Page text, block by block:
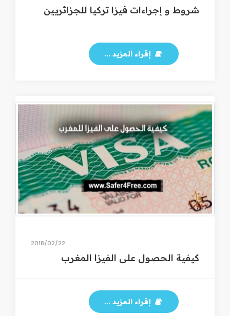
شروط و إجراءات فيزا تركيا للجزائريين
إقراء المزيد ...
22‏/02‏/2018
كيفية الحصول على الفيزا المغرب
إقراء المزيد ...